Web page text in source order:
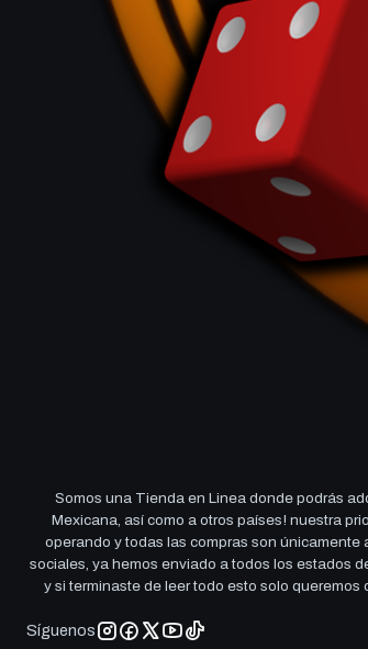
Somos una Tienda en Linea donde podrás
Mexicana, así como a otros países! nuestra
operando y todas las compras son
sociales, ya hemos enviado a todos los estados
y si terminaste de leer todo esto solo
Síguenos